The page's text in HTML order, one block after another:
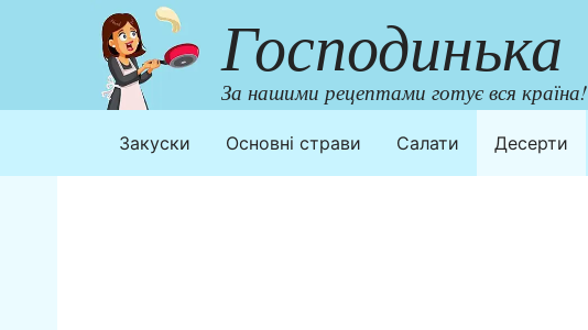
Господинька
За нашими рецептами готує вся країна!
Закуски Основні страви Салати Десерти